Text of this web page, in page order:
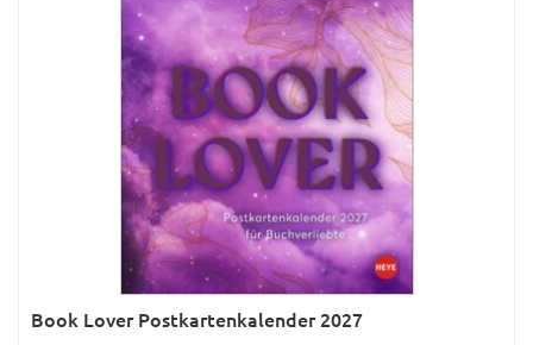
Book Lover Postkartenkalender 2027